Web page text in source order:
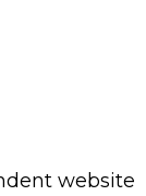
website